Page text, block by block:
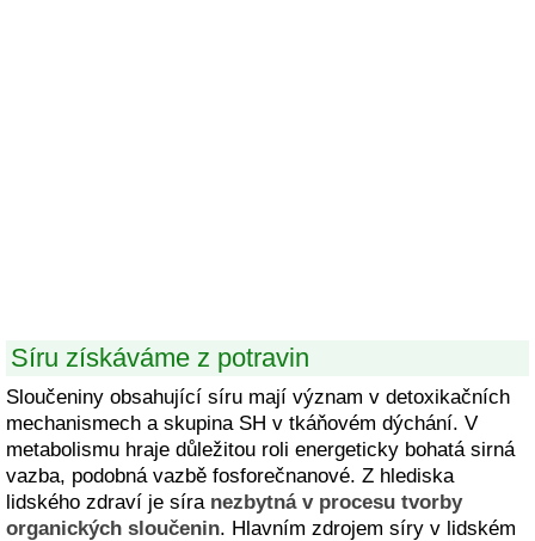
Síru získáváme z potravin
Sloučeniny obsahující síru mají význam v detoxikačních
mechanismech a skupina SH v tkáňovém dýchání. V
metabolismu hraje důležitou roli energeticky bohatá sirná
vazba, podobná vazbě fosforečnanové. Z hlediska
lidského zdraví je síra nezbytná v procesu tvorby
organických sloučenin. Hlavním zdrojem síry v lidském